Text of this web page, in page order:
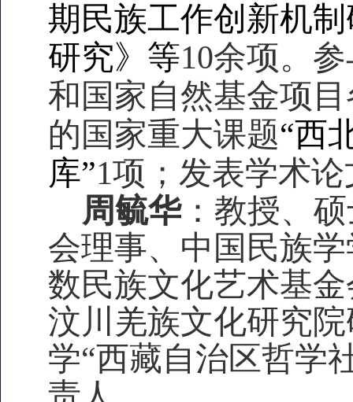
期民族工作创新机
研究》等10余项。
和国家自然基金项
的国家重大课题“西
库”1项；发表学术论
周毓华：教授、
会理事、中国民族
数民族文化艺术基
汶川羌族文化研究
学“西藏自治区哲学